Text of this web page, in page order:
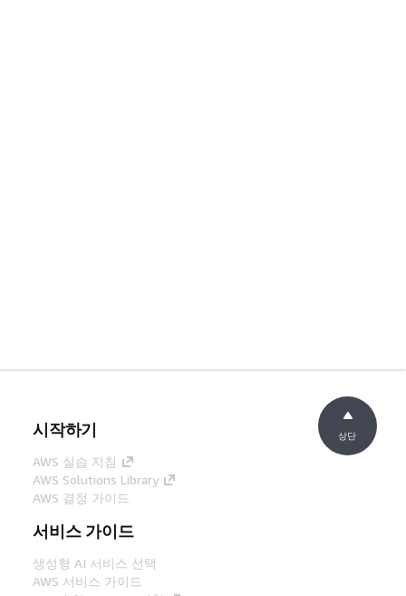
시작하기
AWS 실습 지침
AWS Solutions Library
AWS 결정 가이드
서비스 가이드
생성형 AI 서비스 선택
AWS 서비스 가이드
상단